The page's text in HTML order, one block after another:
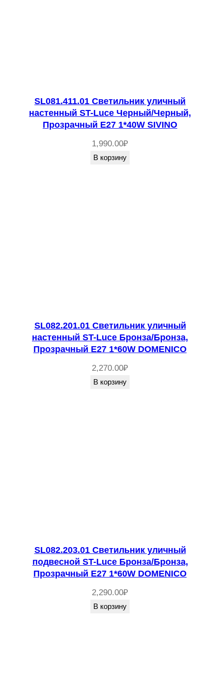
SL081.411.01 Светильник уличный
настенный ST-Luce Черный/Черный,
Прозрачный E27 1*40W SIVINO
1,990.00₽
В корзину
SL082.201.01 Светильник уличный
настенный ST-Luce Бронза/Бронза,
Прозрачный E27 1*60W DOMENICO
2,270.00₽
В корзину
SL082.203.01 Светильник уличный
подвесной ST-Luce Бронза/Бронза,
Прозрачный E27 1*60W DOMENICO
2,290.00₽
В корзину